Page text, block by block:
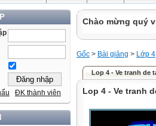
ĐK thành viên
Chào mừng quý
Gốc > Bài giảng > Lớp 4
Lop 4 - Ve tranh de
Lop 4 - Ve tranh